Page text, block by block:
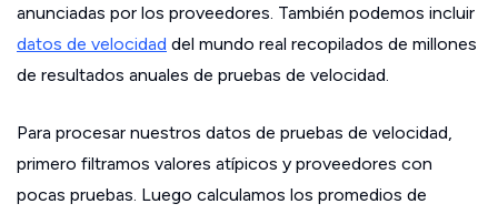
anunciadas por los proveedores. También podemos incluir
datos de velocidad del mundo real recopilados de millones
de resultados anuales de pruebas de velocidad.
Para procesar nuestros datos de pruebas de velocidad,
primero filtramos valores atípicos y proveedores con
pocas pruebas. Luego calculamos los promedios de